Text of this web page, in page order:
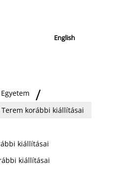
English
Terem korábbi kiállításai
kiállításai
kiállításai